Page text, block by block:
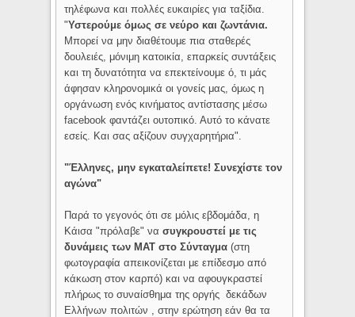
τηλέφωνα και πολλές ευκαιρίες για ταξίδια.
"Υστερούμε όμως σε νεύρο και ζωντάνια.
Μπορεί να μην διαθέτουμε πια σταθερές
δουλειές, μόνιμη κατοικία, επαρκείς συντάξεις
και τη δυνατότητα να επεκτείνουμε ό, τι μάς
άφησαν κληρονομικά οι γονείς μας, όμως η
οργάνωση ενός κινήματος αντίστασης μέσω
facebook φαντάζει ουτοπικό. Αυτό το κάνατε
εσείς. Και σας αξίζουν συγχαρητήρια".
"Έλληνες, μην εγκαταλείπετε! Συνεχίστε τον
αγώνα"
Παρά το γεγονός ότι σε μόλις εβδομάδα, η
Κάισα "πρόλαβε" νασυγκρουστεί με τις
δυνάμεις των ΜΑΤ στο Σύνταγμα(στη
φωτογραφία απεικονίζεται με επίδεσμο από
κάκωση στον καρπό) και να αφουγκραστεί
πλήρως το συναίσθημα της οργής δεκάδων
Ελλήνων πολιτών , στην ερώτηση εάν θα τα